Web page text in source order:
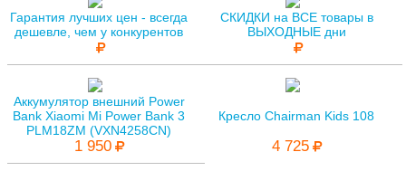
Гарантия лучших цен - всегда
дешевле, чем у конкурентов
СКИДКИ на ВСЕ товары в
ВЫХОДНЫЕ дни
Аккумулятор внешний Power
Bank Xiaomi Mi Power Bank 3
PLM18ZM (VXN4258CN)
1 950
Кресло Chairman Kids 108
4 725